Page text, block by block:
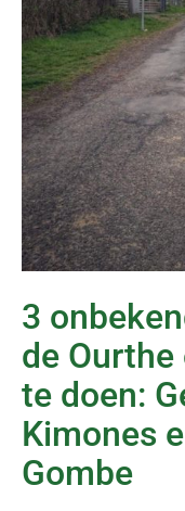
3
de
te doen:
Kimones
Gombe